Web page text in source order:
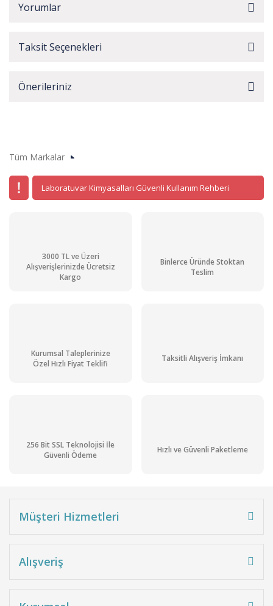
Yorumlar
Taksit Seçenekleri
Önerileriniz
Tüm Markalar
Laboratuvar Kimyasalları Güvenli Kullanım Rehberi
3000 TL ve Üzeri
Alışverişlerinizde Ücretsiz
Kargo
Binlerce Üründe Stoktan
Teslim
Kurumsal Taleplerinize
Özel Hızlı Fiyat Teklifi
Taksitli Alışveriş İmkanı
256 Bit SSL Teknolojisi İle
Güvenli Ödeme
Hızlı ve Güvenli Paketleme
Müşteri Hizmetleri
Alışveriş